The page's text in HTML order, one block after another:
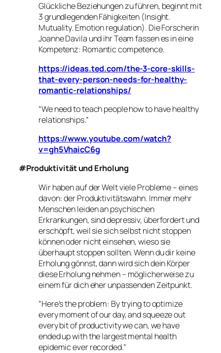
Glückliche Beziehungen zu führen, beginnt mit
3 grundlegenden Fähigkeiten (Insight.
Mutuality. Emotion regulation). Die Forscherin
Joanne Davila und ihr Team fassen es in eine
Kompetenz: Romantic competence.
https://ideas.ted.com/the-3-core-skills-
that-every-person-needs-for-healthy-
romantic-relationships/
“We need to teach people how to have healthy
relationships.”
https://www.youtube.com/watch?
v=gh5VhaicC6g
#Produktivität und Erholung
Wir haben auf der Welt viele Probleme – eines
davon: der Produktivitätswahn. Immer mehr
Menschen leiden an psychischen
Erkrankungen, sind depressiv, überfordert und
erschöpft, weil sie sich selbst nicht stoppen
können oder nicht einsehen, wieso sie
überhaupt stoppen sollten. Wenn du dir keine
Erholung gönnst, dann wird sich dein Körper
diese Erholung nehmen – möglicherweise zu
einem für dich eher unpassenden Zeitpunkt.
“Here’s the problem: By trying to optimize
every moment of our day, and squeeze out
every bit of productivity we can, we have
ended up with the largest mental health
epidemic ever recorded.”